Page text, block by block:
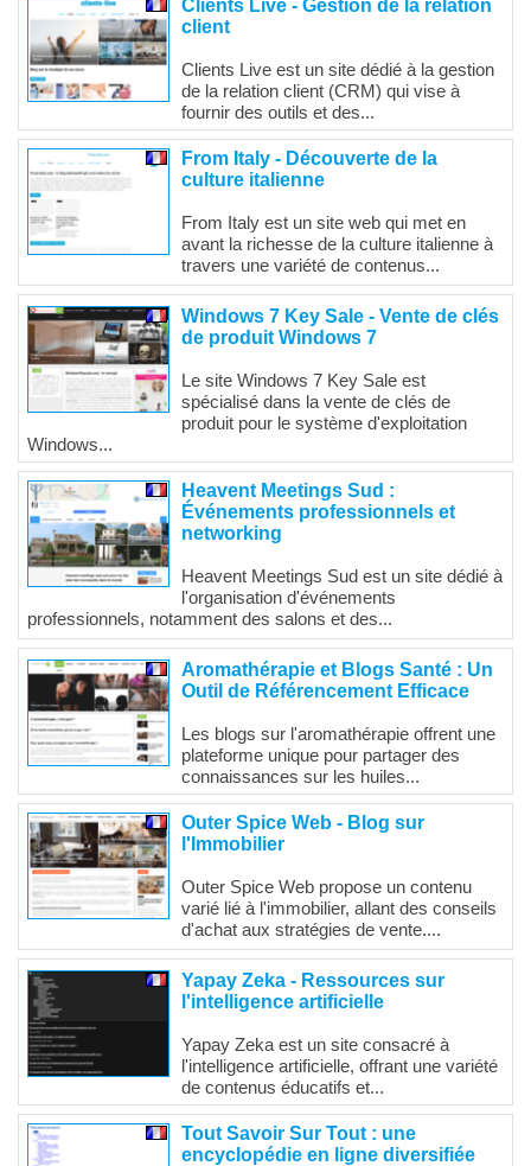
Clients Live - Gestion de la relation
client
Clients Live est un site dédié à la gestion
de la relation client (CRM) qui vise à
fournir des outils et des...
From Italy - Découverte de la
culture italienne
From Italy est un site web qui met en
avant la richesse de la culture italienne à
travers une variété de contenus...
Windows 7 Key Sale - Vente de clés
de produit Windows 7
Le site Windows 7 Key Sale est
spécialisé dans la vente de clés de
produit pour le système d'exploitation
Windows...
Heavent Meetings Sud :
Événements professionnels et
networking
Heavent Meetings Sud est un site dédié à
l'organisation d'événements
professionnels, notamment des salons et des...
Aromathérapie et Blogs Santé : Un
Outil de Référencement Efficace
Les blogs sur l'aromathérapie offrent une
plateforme unique pour partager des
connaissances sur les huiles...
Outer Spice Web - Blog sur
l'Immobilier
Outer Spice Web propose un contenu
varié lié à l'immobilier, allant des conseils
d'achat aux stratégies de vente....
Yapay Zeka - Ressources sur
l'intelligence artificielle
Yapay Zeka est un site consacré à
l'intelligence artificielle, offrant une variété
de contenus éducatifs et...
Tout Savoir Sur Tout : une
encyclopédie en ligne diversifiée